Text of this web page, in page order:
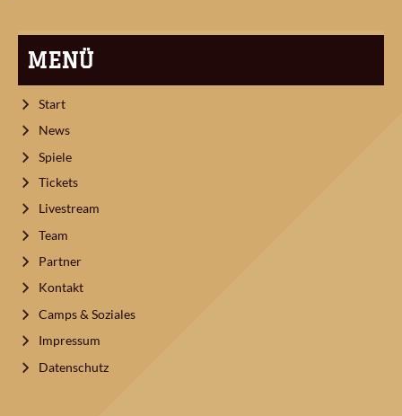
MENÜ
Start
News
Spiele
Tickets
Livestream
Team
Partner
Kontakt
Camps & Soziales
Impressum
Datenschutz